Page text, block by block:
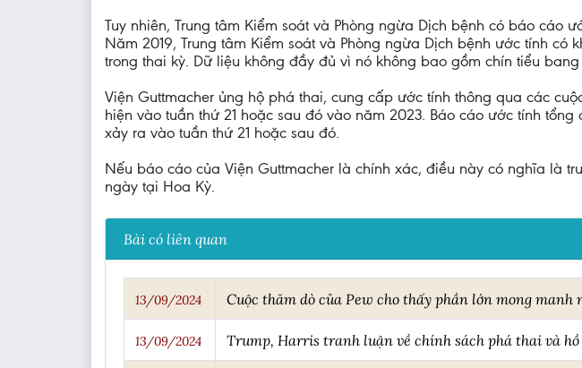
Tuy nhiên, Trung tâm Kiểm soát và Phòng ngừa Dịch bệnh có báo cáo
Năm 2019, Trung tâm Kiểm soát và Phòng ngừa Dịch bệnh ước tính
trong thai kỳ. Dữ liệu không đầy đủ vì nó không bao gồm chín tiểu
Viện Guttmacher ủng hộ phá thai, cung cấp ước tính thông qua các
hiện vào tuần thứ 21 hoặc sau đó vào năm 2023. Báo cáo ước tính
xảy ra vào tuần thứ 21 hoặc sau đó.
Nếu báo cáo của Viện Guttmacher là chính xác, điều này có nghĩa là
ngày tại Hoa Kỳ.
Bài có liên quan
13/09/2024 Cuộc thăm dò của Pew cho thấy phần lớn mong manh
13/09/2024 Trump, Harris tranh luận về chính sách phá thai và